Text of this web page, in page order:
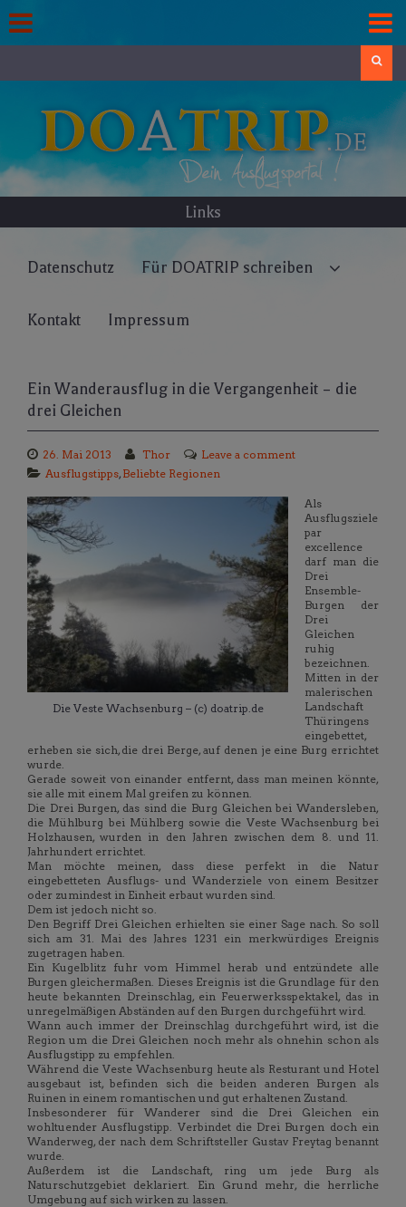
to
content
Links
Datenschutz Für DOATRIP schreiben
Kontakt Impressum
Ein Wanderausflug in die Vergangenheit – die
drei Gleichen
26. Mai 2013 Thor
Leave a comment
Ausflugstipps, Beliebte Regionen
Die Veste Wachsenburg – (c) doatrip.de
Als
Ausflugsziele
par
excellence
darf man die
Drei
Ensemble-
Burgen der
Drei
Gleichen
ruhig
bezeichnen.
Mitten in der
malerischen
Landschaft
Thüringens
eingebettet,
erheben sie sich, die drei Berge, auf denen je eine Burg errichtet
wurde.
Gerade soweit von einander entfernt, dass man meinen könnte,
sie alle mit einem Mal greifen zu können.
Die Drei Burgen, das sind die Burg Gleichen bei Wandersleben,
die Mühlburg bei Mühlberg sowie die Veste Wachsenburg bei
Holzhausen, wurden in den Jahren zwischen dem 8. und 11.
Jahrhundert errichtet.
Man möchte meinen, dass diese perfekt in die Natur
eingebetteten Ausflugs- und Wanderziele von einem Besitzer
oder zumindest in Einheit erbaut wurden sind.
Dem ist jedoch nicht so.
Den Begriff Drei Gleichen erhielten sie einer Sage nach. So soll
sich am 31. Mai des Jahres 1231 ein merkwürdiges Ereignis
zugetragen haben.
Ein Kugelblitz fuhr vom Himmel herab und entzündete alle
Burgen gleichermaßen. Dieses Ereignis ist die Grundlage für den
heute bekannten Dreinschlag, ein Feuerwerksspektakel, das in
unregelmäßigen Abständen auf den Burgen durchgeführt wird.
Wann auch immer der Dreinschlag durchgeführt wird, ist die
Region um die Drei Gleichen noch mehr als ohnehin schon als
Ausflugstipp zu empfehlen.
Während die Veste Wachsenburg heute als Resturant und Hotel
ausgebaut ist, befinden sich die beiden anderen Burgen als
Ruinen in einem romantischen und gut erhaltenen Zustand.
Insbesonderer für Wanderer sind die Drei Gleichen ein
wohltuender Ausflugstipp. Verbindet die Drei Burgen doch ein
Wanderweg, der nach dem Schriftsteller Gustav Freytag benannt
wurde.
Außerdem ist die Landschaft, ring um jede Burg als
Naturschutzgebiet deklariert. Ein Grund mehr, die herrliche
Umgebung auf sich wirken zu lassen.